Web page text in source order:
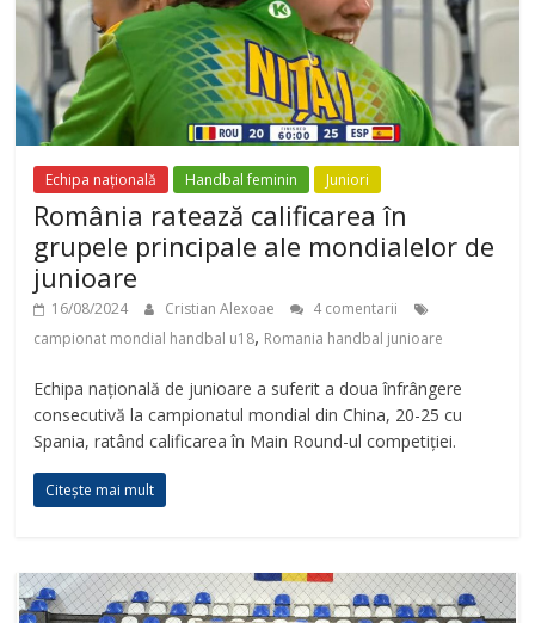
Echipa națională Handbal feminin Juniori
România ratează calificarea în
grupele principale ale mondialelor de
junioare
16/08/2024 Cristian Alexoae
4 comentarii
campionat mondial handbal u18, Romania handbal junioare
Echipa națională de junioare a suferit a doua înfrângere
consecutivă la campionatul mondial din China, 20-25 cu
Spania, ratând calificarea în Main Round-ul competiției.
Citește mai mult